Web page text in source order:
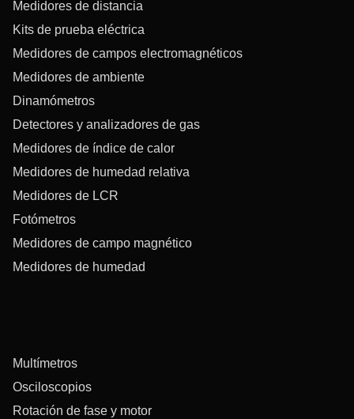
Medidores de distancia
Kits de prueba eléctrica
Medidores de campos electromagnéticos
Medidores de ambiente
Dinamómetros
Detectores y analizadores de gas
Medidores de índice de calor
Medidores de humedad relativa
Medidores de LCR
Fotómetros
Medidores de campo magnético
Medidores de humedad
Multímetros
Osciloscopios
Rotación de fase y motor